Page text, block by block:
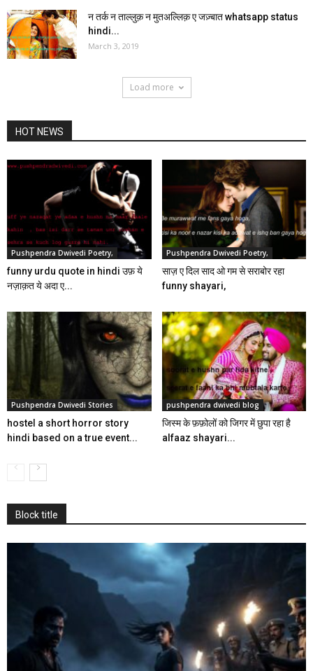
न तर्क न ताल्लुक़ न मुतअल्लिक़ ए जज़्बात whatsapp status
hindi...
March 3, 2019
Load more
HOT NEWS
Pushpendra Dwivedi Poetry,
funny urdu quote in hindi उफ़ ये
नज़ाक़त ये अदा ए...
Pushpendra Dwivedi Poetry,
साज़ ए दिल साद ओ गम से सराबोर रहा
funny shayari,
Pushpendra Dwivedi Stories
hostel a short horror story
hindi based on a true event...
pushpendra dwivedi blog
जिस्म के फ़फ़ोलों को जिगर में छुपा रहा है
alfaaz shayari...
Block title